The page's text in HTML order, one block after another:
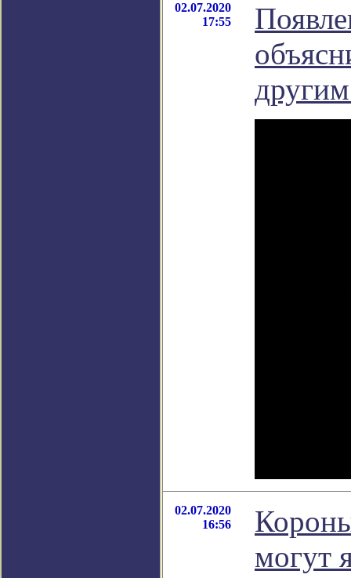
02.07.2020
17:55
02.07.2020
16:56
могут